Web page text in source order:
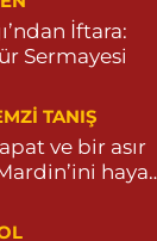
İftara:
Sermayesi
TANIŞ
ve bir asır
hayal